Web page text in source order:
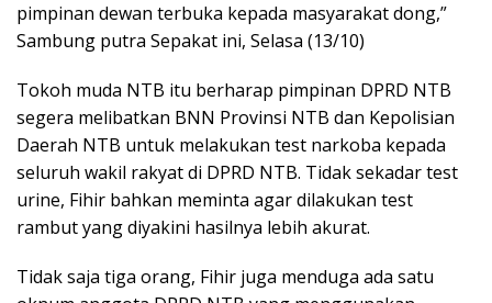
pimpinan dewan terbuka kepada masyarakat dong,”
Sambung putra Sepakat ini, Selasa (13/10)
Tokoh muda NTB itu berharap pimpinan DPRD NTB
segera melibatkan BNN Provinsi NTB dan Kepolisian
Daerah NTB untuk melakukan test narkoba kepada
seluruh wakil rakyat di DPRD NTB. Tidak sekadar test
urine, Fihir bahkan meminta agar dilakukan test
rambut yang diyakini hasilnya lebih akurat.
Tidak saja tiga orang, Fihir juga menduga ada satu